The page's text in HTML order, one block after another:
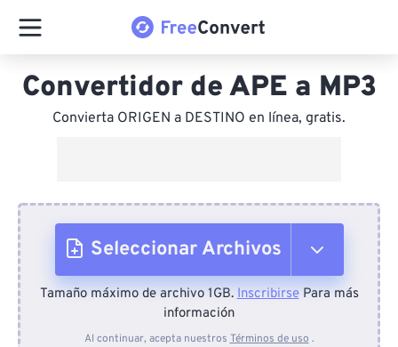
Convertidor de APE a MP3
Convierta ORIGEN a DESTINO en línea, gratis.
Seleccionar Archivos
Desde el dispositivo
Tamaño máximo de archivo 1GB.InscribirsePara más
información
Al continuar, acepta nuestros Términos de uso .